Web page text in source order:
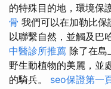
的特殊目的地，環境保
骨 我們可以在加勒比
以聯繫自然，並觸及巴
中醫診所推薦 除了在島
野生動植物的美麗，並
的騎兵。 seo保證第一